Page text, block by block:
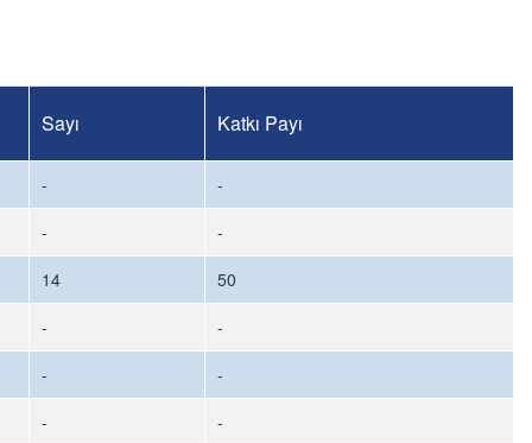
Sayı Katkı Payı
-
-
-
-
14
50
-
-
-
-
-
-